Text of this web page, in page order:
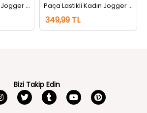
Paça Lastikli Kadın Jogger Eşofman Altı Gri Paça Lastikli Kadın Jogger Eşofman Altı Antrasit
349,99 TL
Bizi Takip Edin